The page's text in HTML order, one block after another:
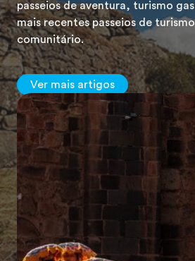
passeios de aventura, turismo
mais recentes passeios de
comunitário.
Ver mais artigos